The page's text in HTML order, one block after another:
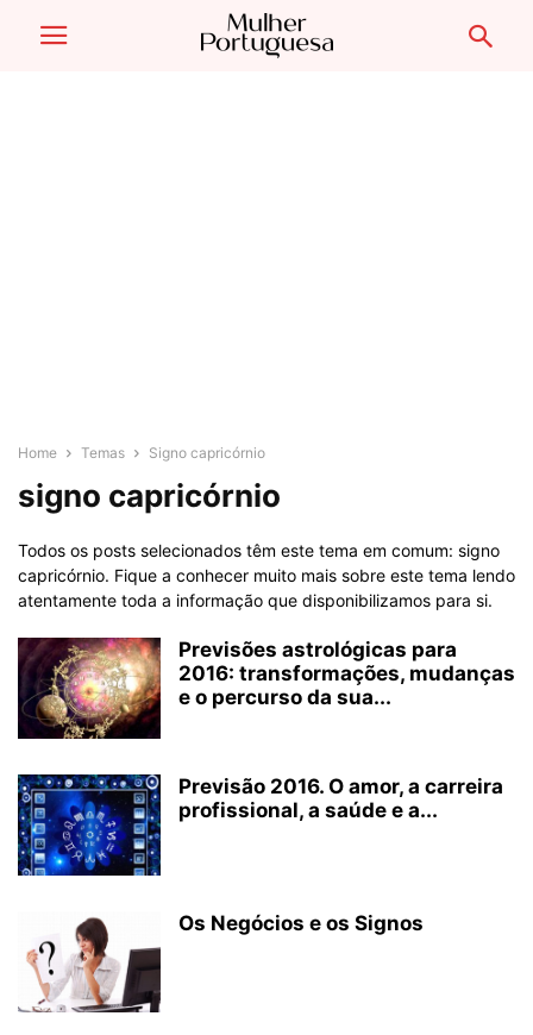
Home Temas Signo capricórnio
signo capricórnio
Todos os posts selecionados têm este tema em comum: signo
capricórnio. Fique a conhecer muito mais sobre este tema lendo
atentamente toda a informação que disponibilizamos para si.
Previsões astrológicas para
2016: transformações, mudanças
e o percurso da sua...
Previsão 2016. O amor, a carreira
profissional, a saúde e a...
Os Negócios e os Signos